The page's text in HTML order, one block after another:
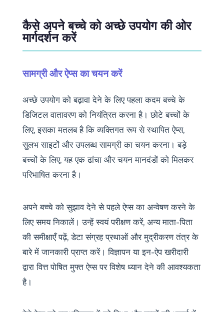
कैसे अपने बच्चे को अच्छे उपयोग की ओर
मार्गदर्शन करें
सामग्री और ऐप्स का चयन करें
अच्छे उपयोग को बढ़ावा देने के लिए पहला कदम बच्चे के
डिजिटल वातावरण को नियंत्रित करना है। छोटे बच्चों के
लिए, इसका मतलब है कि व्यक्तिगत रूप से स्थापित ऐप्स,
सुलभ साइटों और उपलब्ध सामग्री का चयन करना। बड़े
बच्चों के लिए, यह एक ढांचा और चयन मानदंडों को मिलकर
परिभाषित करना है।
अपने बच्चे को सुझाव देने से पहले ऐप्स का अन्वेषण करने के
लिए समय निकालें। उन्हें स्वयं परीक्षण करें, अन्य माता-पिता
की समीक्षाएँ पढ़ें, डेटा संग्रह प्रथाओं और मुद्रीकरण तंत्र के
बारे में जानकारी प्राप्त करें। विज्ञापन या इन-ऐप खरीदारी
द्वारा वित्त पोषित मुफ्त ऐप्स पर विशेष ध्यान देने की आवश्यकता
है।